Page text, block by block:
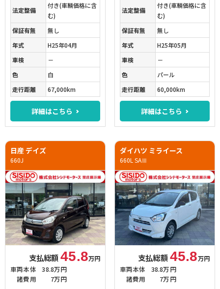
法定整備
付き(車輌価格に含
む)
保証有無
無し
年式
H25年04月
車検
－
色
白
走行距離
67,000km
詳細はこちら
法定整備
付き(車輌価格に含
む)
保証有無
無し
年式
H25年05月
車検
－
色
パール
走行距離
60,000km
詳細はこちら
日産 デイズ
660J
支払総額45.8万円
車両本体
38.8万円
諸費用
7万円
ダイハツ ミライース
660L SAⅢ
支払総額45.8万円
車両本体
38.8万円
諸費用
7万円